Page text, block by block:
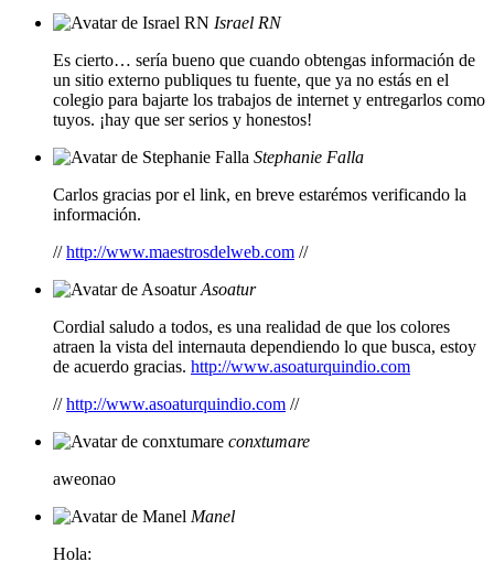
Israel RN
Es cierto… sería bueno que cuando obtengas información de
un sitio externo publiques tu fuente, que ya no estás en el
colegio para bajarte los trabajos de internet y entregarlos como
tuyos. ¡hay que ser serios y honestos!
Stephanie Falla
Carlos gracias por el link, en breve estarémos verificando la
información.
//http://www.maestrosdelweb.com //
Asoatur
Cordial saludo a todos, es una realidad de que los colores
atraen la vista del internauta dependiendo lo que busca, estoy
de acuerdo gracias. http://www.asoaturquindio.com
//http://www.asoaturquindio.com //
conxtumare
aweonao
Manel
Hola: